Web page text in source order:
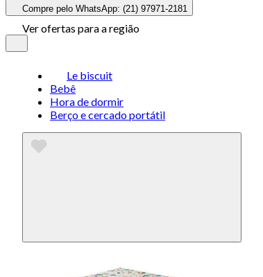
Compre pelo WhatsApp: (21) 97971-2181
Ver ofertas para a região
Le biscuit
Bebê
Hora de dormir
Berço e cercado portátil